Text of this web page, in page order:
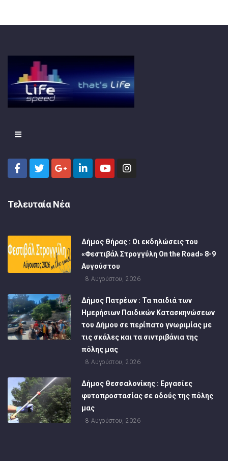
Τελευταία Νέα
Δήμος Θήρας : Οι εκδηλώσεις του
«Φεστιβάλ Στρογγύλη On the Road» 8-9
Αυγούστου
8 Αυγούστου, 2026
Δήμος Πατρέων : Τα παιδιά των
Ημερήσιων Παιδικών Κατασκηνώσεων
του Δήμου σε περίπατο γνωριμίας με
τις σκάλες και τα σιντριβάνια της
πόλης μας
8 Αυγούστου, 2026
Δήμος Θεσσαλονίκης : Εργασίες
φυτοπροστασίας σε οδούς της πόλης
μας
8 Αυγούστου, 2026